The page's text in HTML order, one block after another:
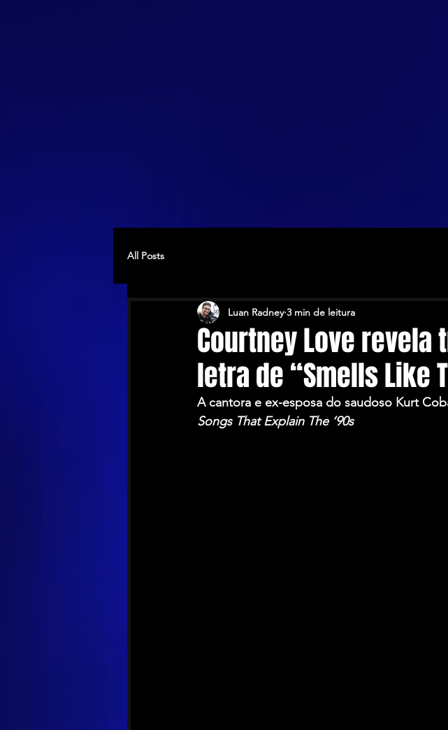
All Posts
Courtney Love
letra de “Smells Like
Luan Radney 3 min de leitura
A cantora e ex-esposa do saudoso Kurt
Songs That Explain The ‘90s